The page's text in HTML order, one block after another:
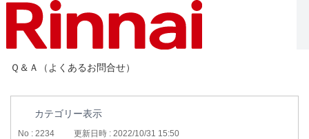
Ｑ＆Ａ（よくあるお問合せ）
カテゴリー表示
No : 2234 更新日時 : 2022/10/31 15:50